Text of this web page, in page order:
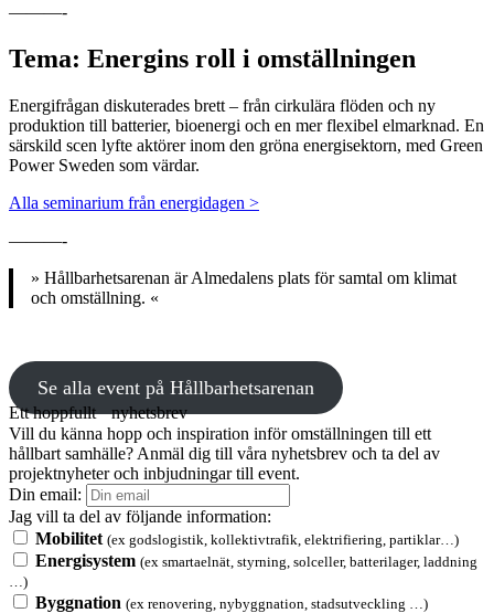
———-
Tema: Energins roll i omställningen
Energifrågan diskuterades brett – från cirkulära flöden och ny
produktion till batterier, bioenergi och en mer flexibel elmarknad. En
särskild scen lyfte aktörer inom den gröna energisektorn, med Green
Power Sweden som värdar.
Alla seminarium från energidagen >
———-
» Hållbarhetsarenan är Almedalens plats för samtal om klimat
och omställning. «
Se alla event på Hållbarhetsarenan
Ett hoppfullt nyhetsbrev
Vill du känna hopp och inspiration inför omställningen till ett
hållbart samhälle? Anmäl dig till våra nyhetsbrev och ta del av
projektnyheter och inbjudningar till event.
Din email:
Jag vill ta del av följande information:
Mobilitet (ex godslogistik, kollektivtrafik, elektrifiering, partiklar…)
Energisystem (ex smartaelnät, styrning, solceller, batterilager, laddning
…)
Byggnation (ex renovering, nybyggnation, stadsutveckling …)